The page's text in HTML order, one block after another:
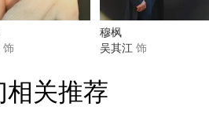
饰
穆枫
吴其江 饰
关推荐